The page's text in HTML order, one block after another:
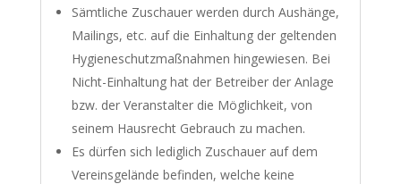
Sämtliche Zuschauer werden durch Aushänge,
Mailings, etc. auf die Einhaltung der geltenden
Hygieneschutzmaßnahmen hingewiesen. Bei
Nicht-Einhaltung hat der Betreiber der Anlage
bzw. der Veranstalter die Möglichkeit, von
seinem Hausrecht Gebrauch zu machen.
Es dürfen sich lediglich Zuschauer auf dem
Vereinsgelände befinden, welche keine